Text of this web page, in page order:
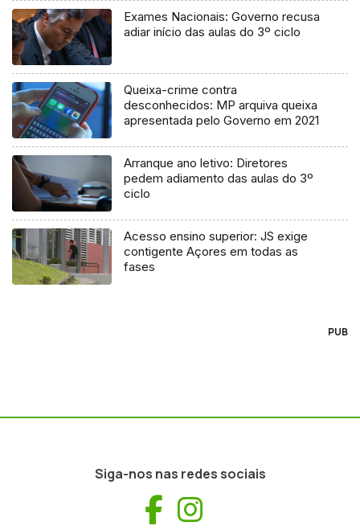
Exames Nacionais: Governo recusa
adiar início das aulas do 3º ciclo
Queixa-crime contra
desconhecidos: MP arquiva queixa
apresentada pelo Governo em 2021
Arranque ano letivo: Diretores
pedem adiamento das aulas do 3º
ciclo
Acesso ensino superior: JS exige
contigente Açores em todas as
fases
PUB
Siga-nos nas redes sociais
Facebook